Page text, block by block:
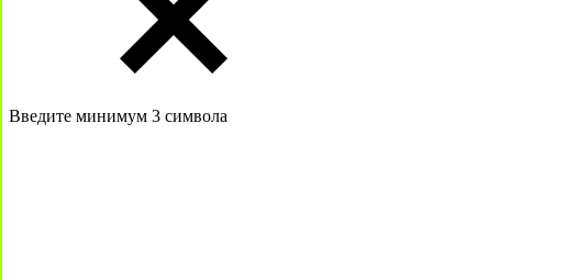
Введите минимум 3 символа